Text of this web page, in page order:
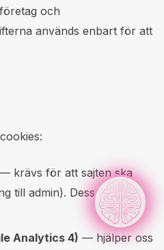
och
används enbart för att
— krävs för att sajten ska
till admin). Dessa kan inte
Analytics 4) — hjälper oss